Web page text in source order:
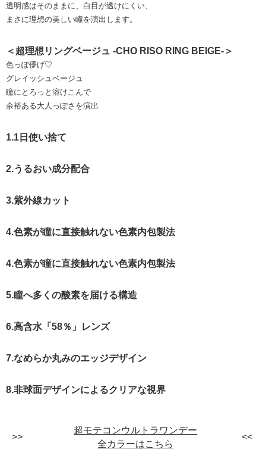
透明感はそのままに、白目が透けにくい、
まさに理想の美しい瞳を演出します。
＜超理想リングベージュ -CHO RISO RING BEIGE-＞
色っぽ儚げ♡
グレイッシュベージュ
瞳にとろっと溶けこんで
余裕ある大人っぽさを演出
1.1日使い捨て
2.うるおい成分配合
3.紫外線カット
4.色素が瞳に直接触れない色素内包製法
4.色素が瞳に直接触れない色素内包製法
5.瞳へ多くの酸素を届ける構造
6.高含水「58％」レンズ
7.なめらか丸みのエッジデザイン
8.非球面デザインによるクリアな視界
超モテコンウルトラワンデー
全カラーはこちら